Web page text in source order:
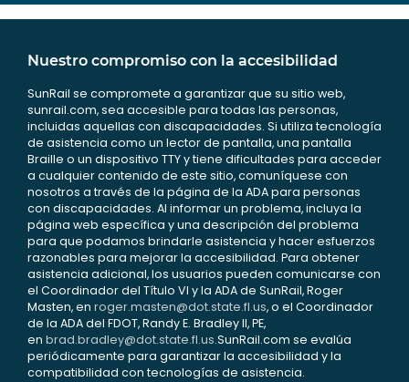
Nuestro compromiso con la accesibilidad
SunRail se compromete a garantizar que su sitio web,
sunrail.com, sea accesible para todas las personas,
incluidas aquellas con discapacidades. Si utiliza tecnología
de asistencia como un lector de pantalla, una pantalla
Braille o un dispositivo TTY y tiene dificultades para acceder
a cualquier contenido de este sitio, comuníquese con
nosotros a través de la página de la ADA para personas
con discapacidades. Al informar un problema, incluya la
página web específica y una descripción del problema
para que podamos brindarle asistencia y hacer esfuerzos
razonables para mejorar la accesibilidad. Para obtener
asistencia adicional, los usuarios pueden comunicarse con
el Coordinador del Título VI y la ADA de SunRail, Roger
Masten, en roger.masten@dot.state.fl.us, o el Coordinador
de la ADA del FDOT, Randy E. Bradley II, PE,
en brad.bradley@dot.state.fl.us.SunRail.com se evalúa
periódicamente para garantizar la accesibilidad y la
compatibilidad con tecnologías de asistencia.